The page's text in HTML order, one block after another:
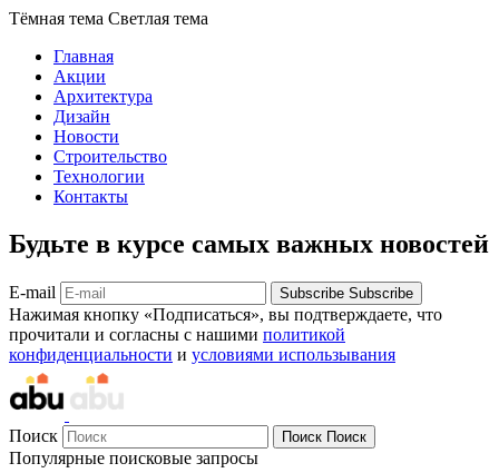
Тёмная тема Светлая тема
Главная
Акции
Архитектура
Дизайн
Новости
Строительство
Технологии
Контакты
Будьте в курсе самых важных новостей
E-mail Subscribe Subscribe
Нажимая кнопку «Подписаться», вы подтверждаете, что
прочитали и согласны с нашими политикой
конфиденциальности и условиями использывания
Поиск Поиск Поиск
Популярные поисковые запросы